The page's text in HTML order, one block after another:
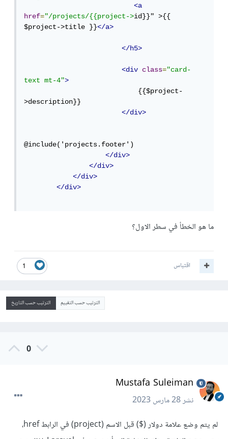
<a
href="/projects/{{project->id}}" >{{
$project->title }}</a>
</h5>
<div class="card-
text mt-4">
                            {{$project-
>description}}
</div>
@include('projects.footer')
</div>
</div>
</div>
</div>
ما هو الخطأ في سطر الاول؟
1 اقتباس
الترتيب حسب التقييم الترتيب حسب التاريخ
0
Mustafa Suleiman
نشر28 مارس 2023
لم يتم وضع علامة دولار ($) قبل الاسم (project) في الرابط href،